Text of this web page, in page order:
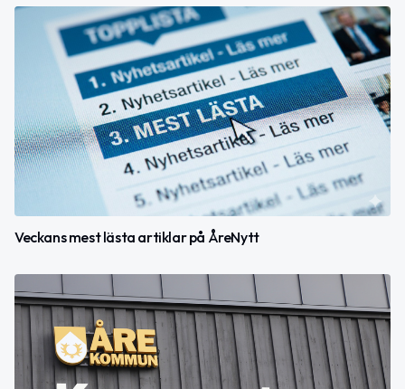
Veckans mest lästa artiklar på ÅreNytt